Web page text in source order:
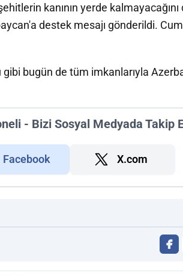
kanının yerde kalmayacağını
destek mesajı gönderildi.
bugün de tüm imkanlarıyla
- Bizi Sosyal Medyada Takip
Facebook X.com